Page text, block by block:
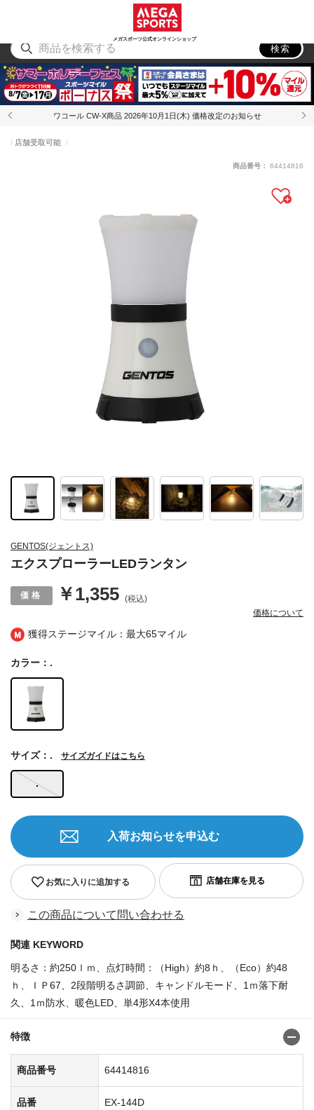
メガスポーツ公式オンラインショップ
アウトドア
検索
ワコール CW-X商品 2026年10月1日(木) 価格改定のお知らせ
獲得ステージマイル：最大65マイル
GENTOS(ジェントス)
エクスプローラーLEDランタン
店舗受取可能
￥1,355 (税込)
価格について
商品番号： 64414816
カラー：.
.
サイズ：. サイズガイドはこちら
お気に入りに追加する
入荷お知らせを申込む
この商品について問い合わせる
関連 KEYWORD
明るさ：約250ｌｍ、点灯時間：（High）約8ｈ、（Eco）約48
ｈ、ＩＰ67、2段階明るさ調節、キャンドルモード、1ｍ落下耐
久、1ｍ防水、暖色LED、単4形X4本使用
特徴
商品番号 64414816
品番 EX-144D